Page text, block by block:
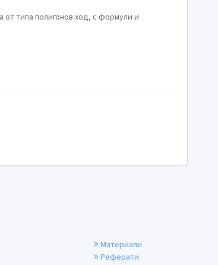
типа полигонов ход, с формули и
Материали
Реферати